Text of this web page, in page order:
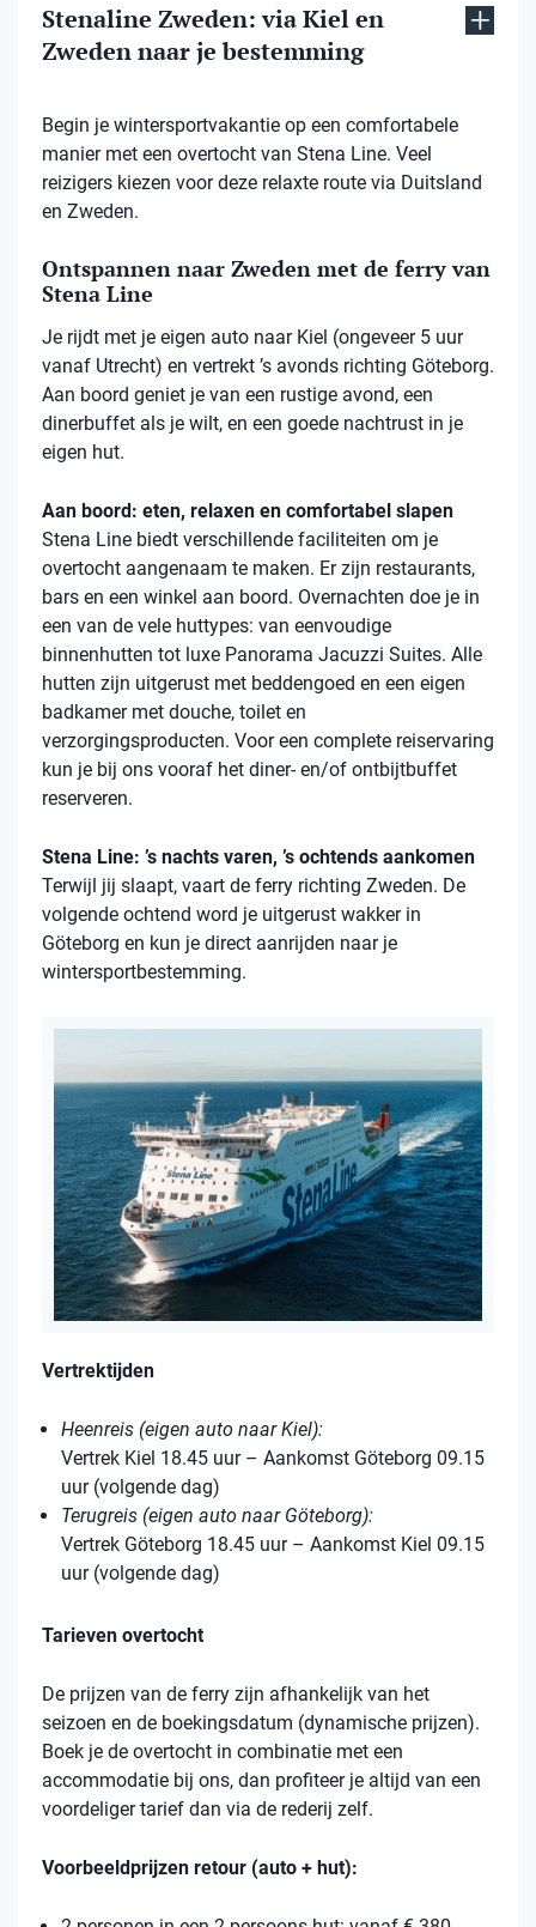
Stenaline Zweden: via Kiel en
Zweden naar je bestemming
Begin je wintersportvakantie op een comfortabele
manier met een overtocht van Stena Line. Veel
reizigers kiezen voor deze relaxte route via Duitsland
en Zweden.
Ontspannen naar Zweden met de ferry van
Stena Line
Je rijdt met je eigen auto naar Kiel (ongeveer 5 uur
vanaf Utrecht) en vertrekt ’s avonds richting Göteborg.
Aan boord geniet je van een rustige avond, een
dinerbuffet als je wilt, en een goede nachtrust in je
eigen hut.
Aan boord: eten, relaxen en comfortabel slapen
Stena Line biedt verschillende faciliteiten om je
overtocht aangenaam te maken. Er zijn restaurants,
bars en een winkel aan boord. Overnachten doe je in
een van de vele huttypes: van eenvoudige
binnenhutten tot luxe Panorama Jacuzzi Suites. Alle
hutten zijn uitgerust met beddengoed en een eigen
badkamer met douche, toilet en
verzorgingsproducten. Voor een complete reiservaring
kun je bij ons vooraf het diner- en/of ontbijtbuffet
reserveren.
Stena Line: ’s nachts varen, ’s ochtends aankomen
Terwijl jij slaapt, vaart de ferry richting Zweden. De
volgende ochtend word je uitgerust wakker in
Göteborg en kun je direct aanrijden naar je
wintersportbestemming.
Vertrektijden
Heenreis (eigen auto naar Kiel):
Vertrek Kiel 18.45 uur – Aankomst Göteborg 09.15
uur (volgende dag)
Terugreis (eigen auto naar Göteborg):
Vertrek Göteborg 18.45 uur – Aankomst Kiel 09.15
uur (volgende dag)
Tarieven overtocht
De prijzen van de ferry zijn afhankelijk van het
seizoen en de boekingsdatum (dynamische prijzen).
Boek je de overtocht in combinatie met een
accommodatie bij ons, dan profiteer je altijd van een
voordeliger tarief dan via de rederij zelf.
Voorbeeldprijzen retour (auto + hut):